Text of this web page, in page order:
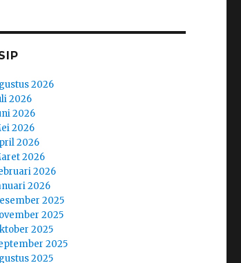
2026
2026
2026
2026
2026
2026
2026
2026
2025
2025
2025
2025
2025